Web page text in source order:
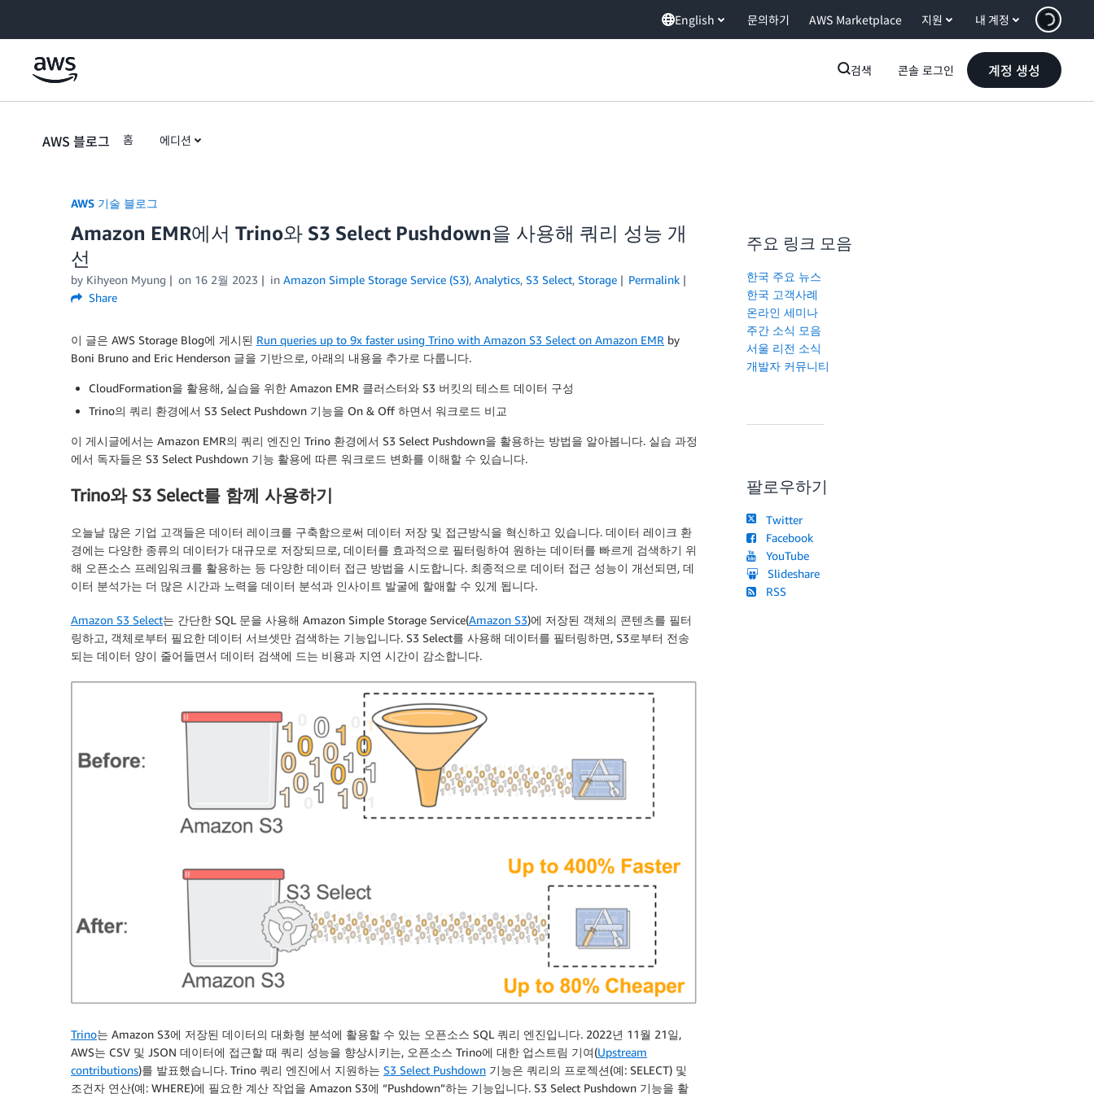
English 문의하기 AWS Marketplace 지원 내 계정
검색 콘솔 로그인 계정 생성
AWS 블로그 홈 에디션
AWS 기술 블로그
Amazon EMR에서 Trino와 S3 Select Pushdown을 사용해 쿼리 성능 개
선
by Kihyeon Myung on 16 2월 2023 in Amazon Simple Storage Service (S3), Analytics, S3 Select, Storage
Permalink
Share
이 글은 AWS Storage Blog에 게시된 Run queries up to 9x faster using Trino with Amazon S3 Select on Amazon EMR by
Boni Bruno and Eric Henderson 글을 기반으로, 아래의 내용을 추가로 다룹니다.
CloudFormation을 활용해, 실습을 위한 Amazon EMR 클러스터와 S3 버킷의 테스트 데이터 구성
Trino의 쿼리 환경에서 S3 Select Pushdown 기능을 On & Off 하면서 워크로드 비교
이 게시글에서는 Amazon EMR의 쿼리 엔진인 Trino 환경에서 S3 Select Pushdown을 활용하는 방법을 알아봅니다. 실습 과정
에서 독자들은 S3 Select Pushdown 기능 활용에 따른 워크로드 변화를 이해할 수 있습니다.
Trino와 S3 Select를 함께 사용하기
오늘날 많은 기업 고객들은 데이터 레이크를 구축함으로써 데이터 저장 및 접근방식을 혁신하고 있습니다. 데이터 레이크 환
경에는 다양한 종류의 데이터가 대규모로 저장되므로, 데이터를 효과적으로 필터링하여 원하는 데이터를 빠르게 검색하기 위
해 오픈소스 프레임워크를 활용하는 등 다양한 데이터 접근 방법을 시도합니다. 최종적으로 데이터 접근 성능이 개선되면, 데
이터 분석가는 더 많은 시간과 노력을 데이터 분석과 인사이트 발굴에 할애할 수 있게 됩니다.
Amazon S3 Select는 간단한 SQL 문을 사용해 Amazon Simple Storage Service(Amazon S3)에 저장된 객체의 콘텐츠를 필터
링하고, 객체로부터 필요한 데이터 서브셋만 검색하는 기능입니다. S3 Select를 사용해 데이터를 필터링하면, S3로부터 전송
되는 데이터 양이 줄어들면서 데이터 검색에 드는 비용과 지연 시간이 감소합니다.
Trino는 Amazon S3에 저장된 데이터의 대화형 분석에 활용할 수 있는 오픈소스 SQL 쿼리 엔진입니다. 2022년 11월 21일,
AWS는 CSV 및 JSON 데이터에 접근할 때 쿼리 성능을 향상시키는, 오픈소스 Trino에 대한 업스트림 기여(Upstream
contributions)를 발표했습니다. Trino 쿼리 엔진에서 지원하는 S3 Select Pushdown 기능은 쿼리의 프로젝션(예: SELECT) 및
조건자 연산(예: WHERE)에 필요한 계산 작업을 Amazon S3에 “Pushdown”하는 기능입니다. S3 Select Pushdown 기능을 활
주요 링크 모음
한국 주요 뉴스
한국 고객사례
온라인 세미나
주간 소식 모음
서울 리전 소식
개발자 커뮤니티
팔로우하기
Twitter
Facebook
YouTube
Slideshare
RSS